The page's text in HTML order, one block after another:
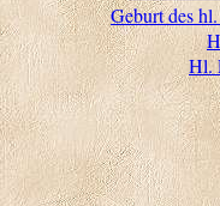
Geburt des
Hl.